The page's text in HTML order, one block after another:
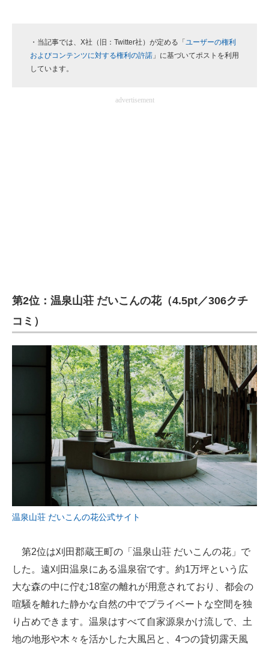
・当記事では、X社（旧：Twitter社）が定める「 ユーザーの権利
およびコンテンツに対する権利の許諾 」に基づいてポストを利用
しています。
advertisement
第2位：温泉山荘 だいこんの花（4.5pt／306クチ
コミ）
温泉山荘 だいこんの花公式サイト
第2位は刈田郡蔵王町の「温泉山荘 だいこんの花」で
した。遠刈田温泉にある温泉宿です。約1万坪という広
大な森の中に佇む18室の離れが用意されており、都会の
喧騒を離れた静かな自然の中でプライベートな空間を独
り占めできます。温泉はすべて自家源泉かけ流しで、土
地の地形や木々を活かした大風呂と、4つの貸切露天風